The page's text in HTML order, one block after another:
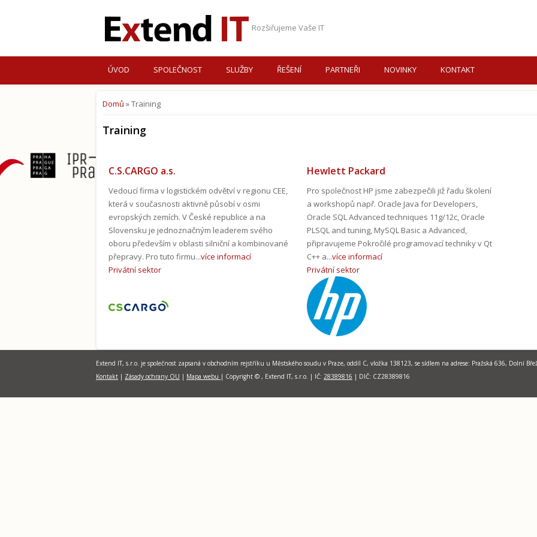
Rozšiřujeme Vaše IT
ÚVOD SPOLEČNOST SLUŽBY ŘEŠENÍ PARTNEŘI NOVINKY KONTAKT
Jste zde
Domů » Training
Training
C.S.CARGO a.s.
Vedoucí firma v logistickém odvětví v regionu CEE,
která v současnosti aktivně působí v osmi
evropských zemích. V České republice a na
Slovensku je jednoznačným leaderem svého
oboru především v oblasti silniční a kombinované
přepravy. Pro tuto firmu...více informací
Privátní sektor
Hewlett Packard
Pro společnost HP jsme zabezpečili již řadu školení
a workshopů např. Oracle Java for Developers,
Oracle SQL Advanced techniques 11g/12c, Oracle
PLSQL and tuning, MySQL Basic a Advanced,
připravujeme Pokročilé programovací techniky v Qt
C++ a...více informací
Privátní sektor
Extend IT, s.r.o. je společnost zapsaná v obchodním rejstříku u Městského soudu v Praze, oddíl C, vložka 138123, se sídlem na adrese: Pražská 636, Dolní
Kontakt | Zásady ochrany OU | Mapa webu | Copyright © , Extend IT, s.r.o. | IČ: 28389816 | DIČ: CZ28389816